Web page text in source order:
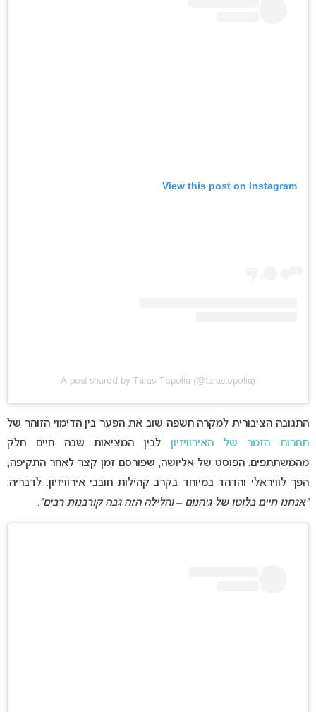
View this post on Instagram
A post shared by Taras Topolia (@tarastopolia)
התגובה הציבורית למקרה חשפה שוב את הפער בין הדימוי הזוהר של
תחרות הזמר של האירוויזיון לבין המציאות שבה חיים חלק
מהמשתתפים. הפוסט של אליושה, שפורסם זמן קצר לאחר התקיפה,
הפך לוויראלי והדהד במיוחד בקרב קהילות חובבי אירוויזיון. לדבריה:
“אנחנו חיים בלוטו של גיהנום – והלילה הזה גבה קורבנות רבים”.